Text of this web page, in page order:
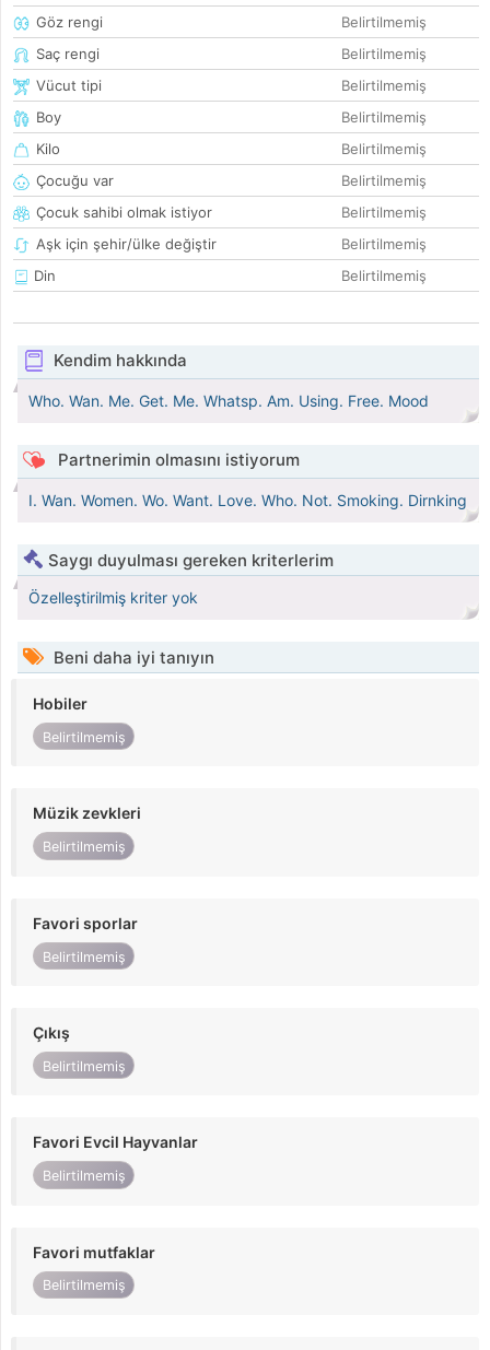
Göz rengi
Belirtilmemiş
Saç rengi
Belirtilmemiş
Vücut tipi
Belirtilmemiş
Boy
Belirtilmemiş
Kilo
Belirtilmemiş
Çocuğu var
Belirtilmemiş
Çocuk sahibi olmak istiyor
Belirtilmemiş
Aşk için şehir/ülke değiştir
Belirtilmemiş
Din
Belirtilmemiş
Kendim hakkında
Who. Wan. Me. Get. Me. Whatsp. Am. Using. Free. Mood
Partnerimin olmasını istiyorum
I. Wan. Women. Wo. Want. Love. Who. Not. Smoking. Dirnking
Saygı duyulması gereken kriterlerim
Özelleştirilmiş kriter yok
Beni daha iyi tanıyın
Hobiler
Belirtilmemiş
Müzik zevkleri
Belirtilmemiş
Favori sporlar
Belirtilmemiş
Çıkış
Belirtilmemiş
Favori Evcil Hayvanlar
Belirtilmemiş
Favori mutfaklar
Belirtilmemiş